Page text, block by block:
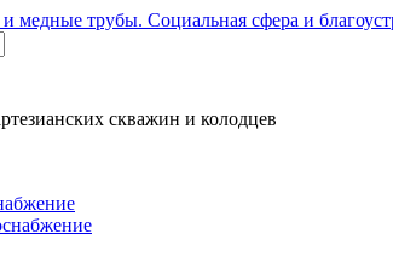
медные трубы. Социальная сфера и
скважин и колодцев